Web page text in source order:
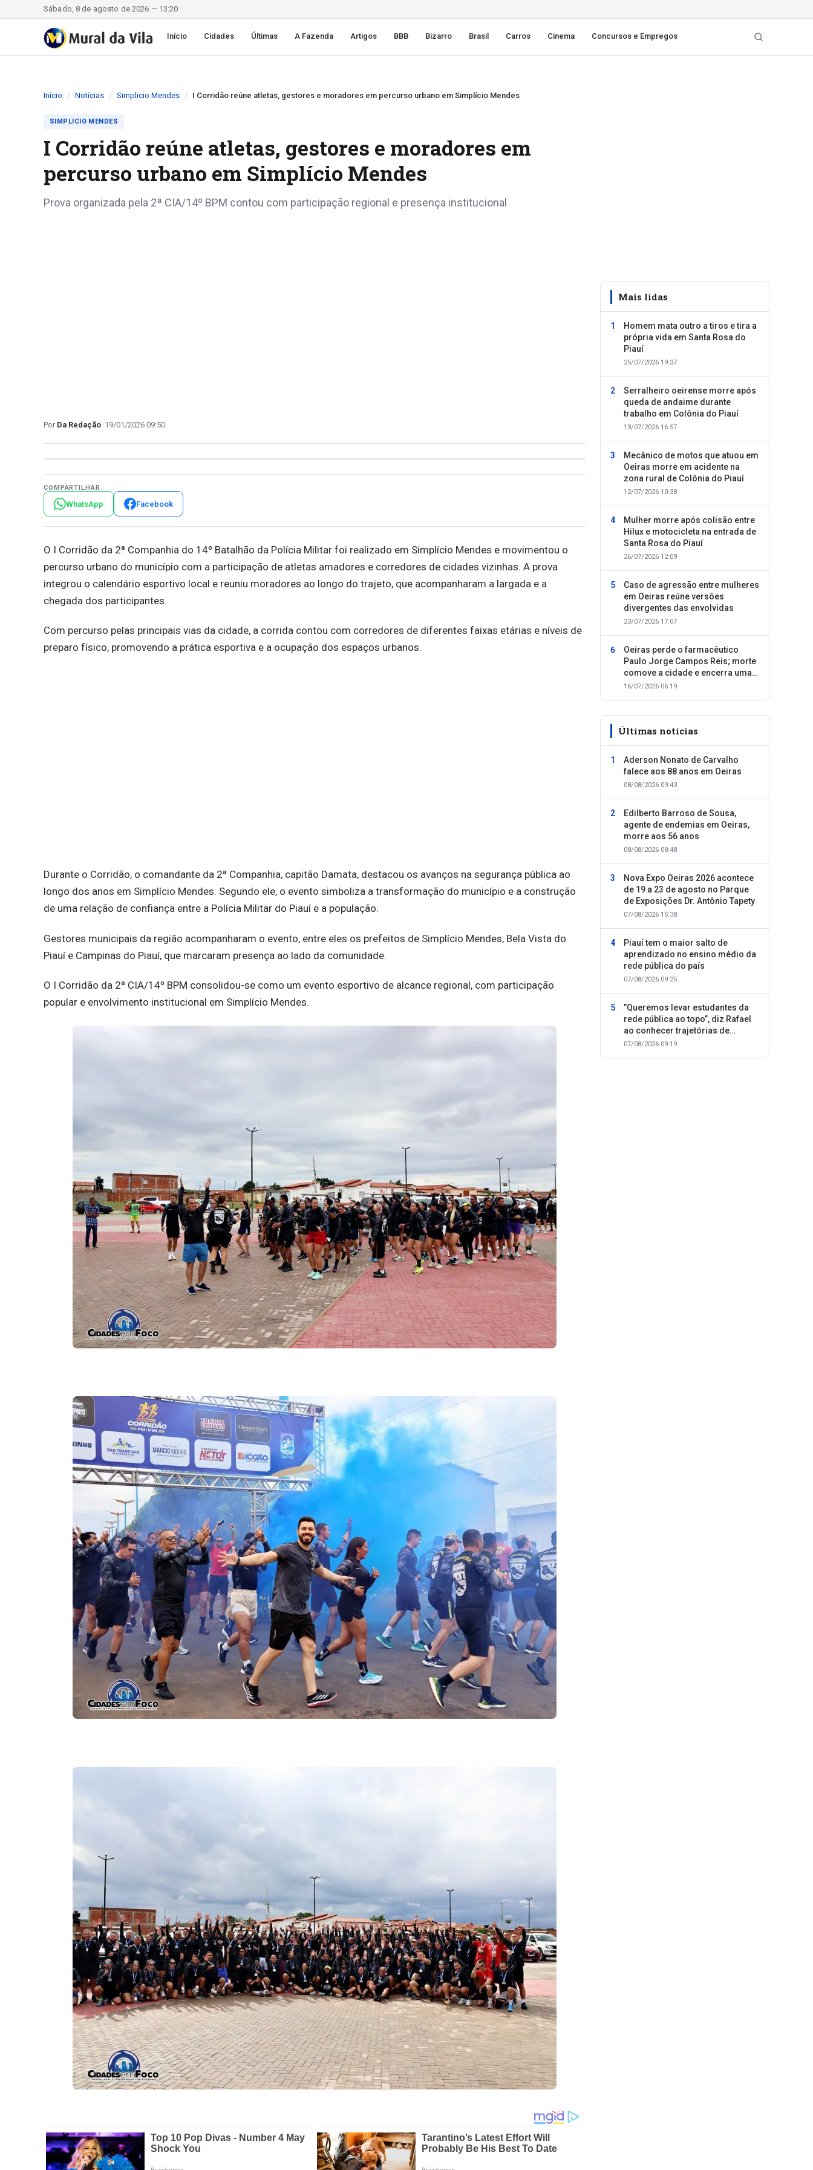
Sábado, 8 de agosto de 2026 — 13:20
Início Cidades Últimas A Fazenda Artigos BBB Bizarro Brasil Carros Cinema Concursos e Empregos
Início Notícias Simplicio Mendes I Corridão reúne atletas, gestores e moradores em percurso urbano em Simplício Mendes
SIMPLICIO MENDES
I Corridão reúne atletas, gestores e moradores em
percurso urbano em Simplício Mendes
Prova organizada pela 2ª CIA/14º BPM contou com participação regional e presença institucional
Da Redação 19/01/2026 09:50
COMPARTILHAR
WhatsApp Facebook
O I Corridão da 2ª Companhia do 14º Batalhão da Polícia Militar foi realizado em Simplício Mendes e movimentou o
percurso urbano do município com a participação de atletas amadores e corredores de cidades vizinhas. A prova
integrou o calendário esportivo local e reuniu moradores ao longo do trajeto, que acompanharam a largada e a
chegada dos participantes.
Com percurso pelas principais vias da cidade, a corrida contou com corredores de diferentes faixas etárias e níveis de
preparo físico, promovendo a prática esportiva e a ocupação dos espaços urbanos.
Durante o Corridão, o comandante da 2ª Companhia, capitão Damata, destacou os avanços na segurança pública ao
longo dos anos em Simplício Mendes. Segundo ele, o evento simboliza a transformação do município e a construção
de uma relação de confiança entre a Polícia Militar do Piauí e a população.
Gestores municipais da região acompanharam o evento, entre eles os prefeitos de Simplício Mendes, Bela Vista do
Piauí e Campinas do Piauí, que marcaram presença ao lado da comunidade.
O I Corridão da 2ª CIA/14º BPM consolidou-se como um evento esportivo de alcance regional, com participação
popular e envolvimento institucional em Simplício Mendes.
Mais lidas
Homem mata outro a tiros e tira a
própria vida em Santa Rosa do
Piauí
25/07/2026 19:37
Serralheiro oeirense morre após
queda de andaime durante
trabalho em Colônia do Piauí
13/07/2026 16:57
Mecânico de motos que atuou em
Oeiras morre em acidente na
zona rural de Colônia do Piauí
12/07/2026 10:38
Mulher morre após colisão entre
Hilux e motocicleta na entrada de
Santa Rosa do Piauí
26/07/2026 12:09
Caso de agressão entre mulheres
em Oeiras reúne versões
divergentes das envolvidas
23/07/2026 17:07
Oeiras perde o farmacêutico
Paulo Jorge Campos Reis; morte
comove a cidade e encerra uma
trajetória dedicada ao cuidado
16/07/2026 06:19
Últimas notícias
Aderson Nonato de Carvalho
falece aos 88 anos em Oeiras
08/08/2026 09:43
Edilberto Barroso de Sousa,
agente de endemias em Oeiras,
morre aos 56 anos
08/08/2026 08:48
Nova Expo Oeiras 2026 acontece
de 19 a 23 de agosto no Parque
de Exposições Dr. Antônio Tapety
07/08/2026 15:38
Piauí tem o maior salto de
aprendizado no ensino médio da
rede pública do país
07/08/2026 09:25
”Queremos levar estudantes da
rede pública ao topo”, diz Rafael
ao conhecer trajetórias de
sucesso
07/08/2026 09:19